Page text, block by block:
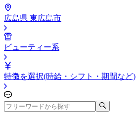
広島県 東広島市
ビューティー系
特徴を選択(時給・シフト・期間など)